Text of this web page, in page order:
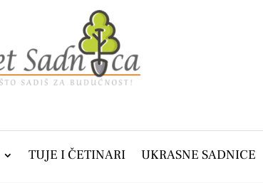
TUJE I ČETINARI UKRASNE SADNICE